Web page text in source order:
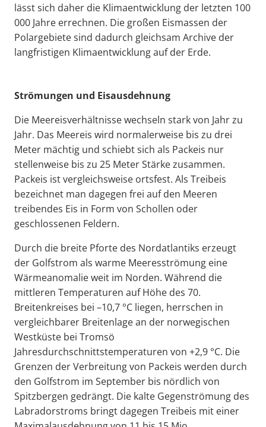
lässt sich daher die Klimaentwicklung der letzten 100
000 Jahre errechnen. Die großen Eismassen der
Polargebiete sind dadurch gleichsam Archive der
langfristigen Klimaentwicklung auf der Erde.
Strömungen und Eisausdehnung
Die Meereisverhältnisse wechseln stark von Jahr zu
Jahr. Das Meereis wird normalerweise bis zu drei
Meter mächtig und schiebt sich als Packeis nur
stellenweise bis zu 25 Meter Stärke zusammen.
Packeis ist vergleichsweise ortsfest. Als Treibeis
bezeichnet man dagegen frei auf den Meeren
treibendes Eis in Form von Schollen oder
geschlossenen Feldern.
Durch die breite Pforte des Nordatlantiks erzeugt
der Golfstrom als warme Meeresströmung eine
Wärmeanomalie weit im Norden. Während die
mittleren Temperaturen auf Höhe des 70.
Breitenkreises bei –10,7 °C liegen, herrschen in
vergleichbarer Breitenlage an der norwegischen
Westküste bei Tromsö
Jahresdurchschnittstemperaturen von +2,9 °C. Die
Grenzen der Verbreitung von Packeis werden durch
den Golfstrom im September bis nördlich von
Spitzbergen gedrängt. Die kalte Gegenströmung des
Labradorstroms bringt dagegen Treibeis mit einer